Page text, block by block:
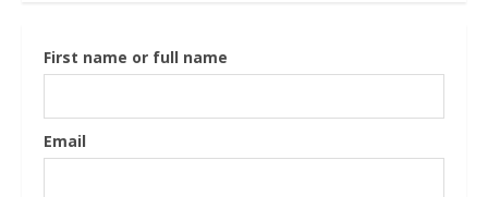
First name or full name
Email